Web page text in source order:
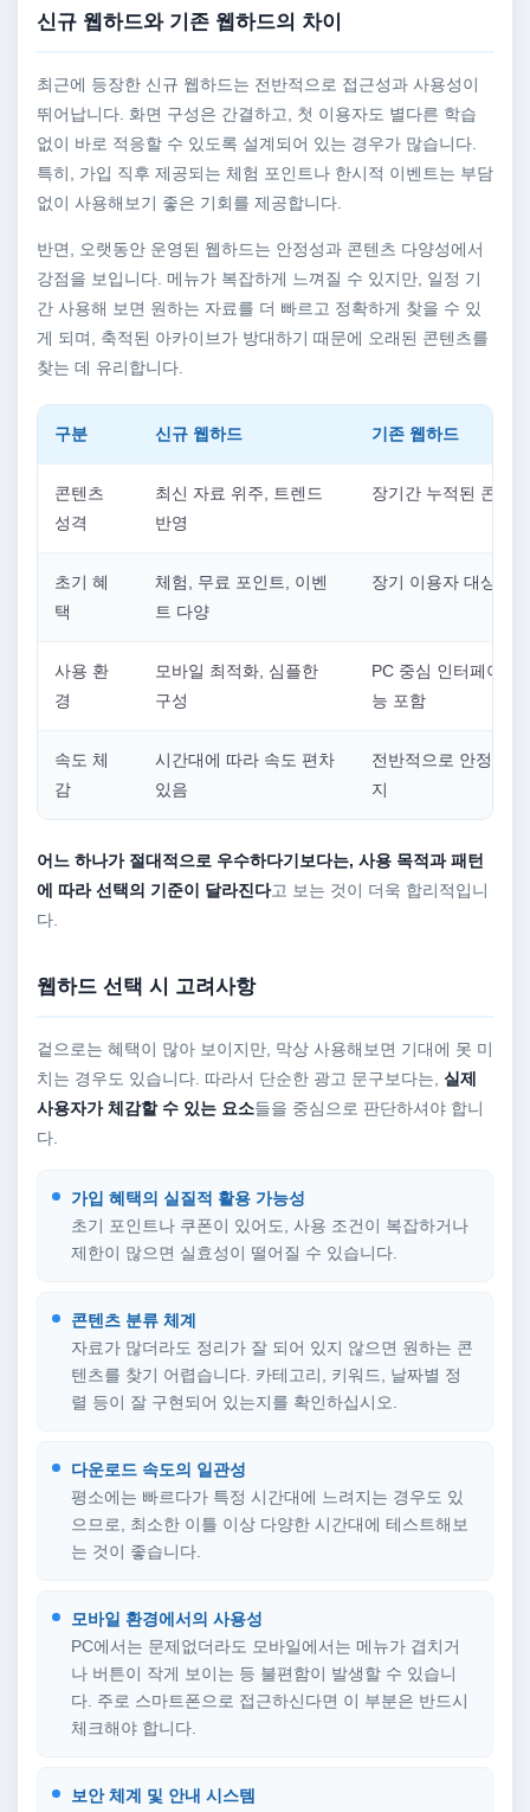
신규 웹하드와 기존 웹하드의 차이
최근에 등장한 신규 웹하드는 전반적으로 접근성과 사용성이
뛰어납니다. 화면 구성은 간결하고, 첫 이용자도 별다른 학습
없이 바로 적응할 수 있도록 설계되어 있는 경우가 많습니다.
특히, 가입 직후 제공되는 체험 포인트나 한시적 이벤트는 부담
없이 사용해보기 좋은 기회를 제공합니다.
반면, 오랫동안 운영된 웹하드는 안정성과 콘텐츠 다양성에서
강점을 보입니다. 메뉴가 복잡하게 느껴질 수 있지만, 일정 기
간 사용해 보면 원하는 자료를 더 빠르고 정확하게 찾을 수 있
게 되며, 축적된 아카이브가 방대하기 때문에 오래된 콘텐츠를
찾는 데 유리합니다.
구분 신규 웹하드 기존 웹하드
콘텐츠
성격
최신 자료 위주, 트렌드
반영
장기간 누적된 콘텐
초기 혜
택
체험, 무료 포인트, 이벤
트 다양
장기 이용자 대상 혜
사용 환
경
모바일 최적화, 심플한
구성
PC 중심 인터페이스,
능 포함
속도 체
감
시간대에 따라 속도 편차
있음
전반적으로 안정적인
지
어느 하나가 절대적으로 우수하다기보다는, 사용 목적과 패턴
에 따라 선택의 기준이 달라진다고 보는 것이 더욱 합리적입니
다.
웹하드 선택 시 고려사항
겉으로는 혜택이 많아 보이지만, 막상 사용해보면 기대에 못 미
치는 경우도 있습니다. 따라서 단순한 광고 문구보다는, 실제
사용자가 체감할 수 있는 요소들을 중심으로 판단하셔야 합니
다.
가입 혜택의 실질적 활용 가능성
초기 포인트나 쿠폰이 있어도, 사용 조건이 복잡하거나
제한이 많으면 실효성이 떨어질 수 있습니다.
콘텐츠 분류 체계
자료가 많더라도 정리가 잘 되어 있지 않으면 원하는 콘
텐츠를 찾기 어렵습니다. 카테고리, 키워드, 날짜별 정
렬 등이 잘 구현되어 있는지를 확인하십시오.
다운로드 속도의 일관성
평소에는 빠르다가 특정 시간대에 느려지는 경우도 있
으므로, 최소한 이틀 이상 다양한 시간대에 테스트해보
는 것이 좋습니다.
모바일 환경에서의 사용성
PC에서는 문제없더라도 모바일에서는 메뉴가 겹치거
나 버튼이 작게 보이는 등 불편함이 발생할 수 있습니
다. 주로 스마트폰으로 접근하신다면 이 부분은 반드시
체크해야 합니다.
보안 체계 및 안내 시스템